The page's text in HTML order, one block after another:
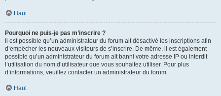
Haut
Pourquoi ne puis-je pas m’inscrire ?
Il est possible qu’un administrateur du forum ait désactivé les inscriptions afin
d’empêcher les nouveaux visiteurs de s’inscrire. De même, il est également
possible qu’un administrateur du forum ait banni votre adresse IP ou interdit
l’utilisation du nom d’utilisateur que vous souhaitez utiliser. Pour plus
d’informations, veuillez contacter un administrateur du forum.
Haut